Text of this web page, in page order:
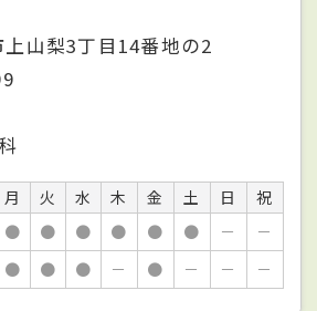
山梨3丁目14番地の2
月 火 水 木 金 土 日
祝
● ● ● ● ● ● －
－
● ● ● － ● － － －